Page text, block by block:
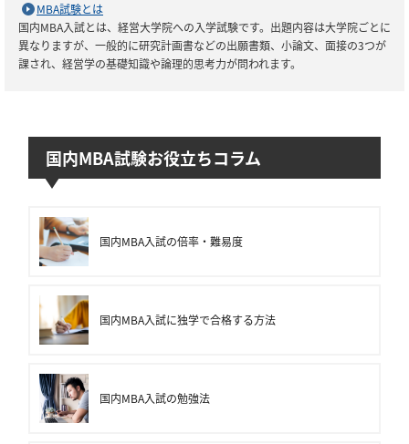
MBA試験とは
国内MBA入試とは、経営大学院への入学試験です。出題内容は大学院ごとに
異なりますが、一般的に研究計画書などの出願書類、小論文、面接の3つが
課され、経営学の基礎知識や論理的思考力が問われます。
国内MBA試験お役立ちコラム
国内MBA入試の倍率・難易度
国内MBA入試に独学で合格する方法
国内MBA入試の勉強法